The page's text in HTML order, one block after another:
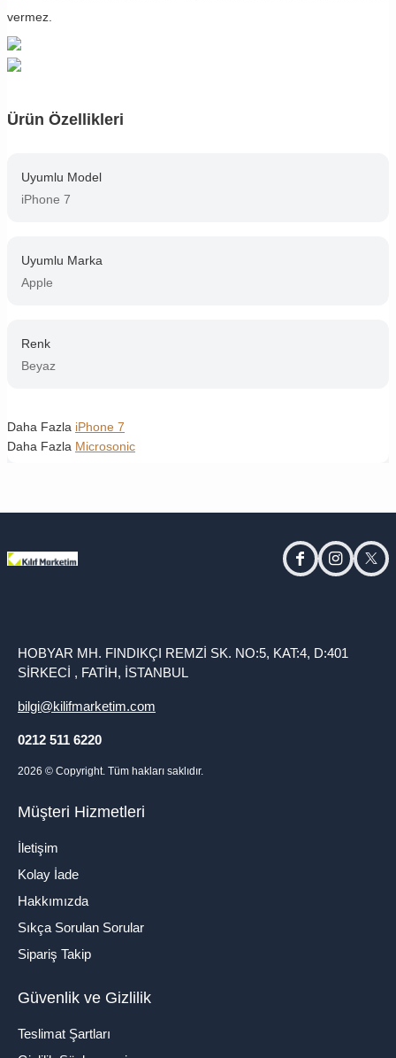
vermez.
Ürün Özellikleri
Uyumlu Model
iPhone 7
Uyumlu Marka
Apple
Renk
Beyaz
Daha Fazla iPhone 7
Daha Fazla Microsonic
facebookinstagram
HOBYAR MH. FINDIKÇI REMZİ SK. NO:5, KAT:4, D:401
SİRKECİ , FATİH, İSTANBUL
bilgi@kilifmarketim.com
0212 511 6220
2026 © Copyright. Tüm hakları saklıdır.
Müşteri Hizmetleri
İletişim
Kolay İade
Hakkımızda
Sıkça Sorulan Sorular
Sipariş Takip
Güvenlik ve Gizlilik
Teslimat Şartları